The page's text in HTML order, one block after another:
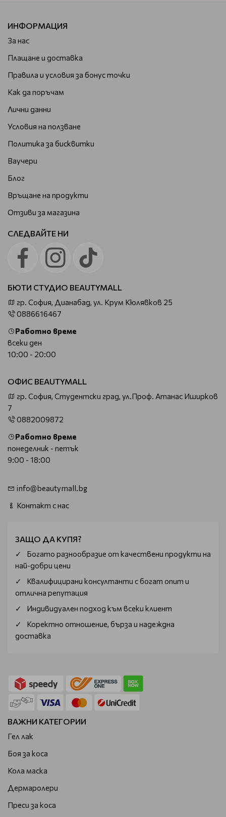
ИНФОРМАЦИЯ
За нас
Плащане и доставка
Правила и условия за бонус точки
Как да поръчам
Лични данни
Условия на ползване
Политика за бисквитки
Ваучери
Блог
Връщане на продукти
Отзиви за магазина
СЛЕДВАЙТЕ НИ
БЮТИ СТУДИО BEAUTYMALL
гр. София, Дианабад, ул. Крум Кюлявков 25
0886616467
Работно време
всеки ден
10:00 - 20:00
ОФИС BEAUTYMALL
гр. София, Студентски град, ул.Проф. Атанас Иширков
7
0882009872
Работно време
понеделник - петък
9:00 - 18:00
info@beautymall.bg
Контакт с нас
ЗАЩО ДА КУПЯ?
Богатo разнообразие от качествени продукти на
най-добри цени
Квалифицирани консултанти с богат опит и
отлична репутация
Индивидуален подход към всеки клиент
Коректно отношение, бърза и надеждна
доставка
ВАЖНИ КАТЕГОРИИ
Гел лак
Боя за коса
Кола маска
Дермаролери
Преси за коса